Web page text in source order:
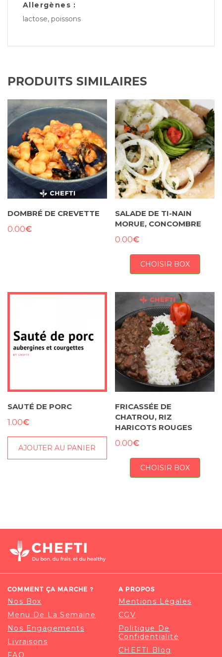
Allergènes :
lactose, poissons
PRODUITS SIMILAIRES
DOMBRÉ DE CREVETTE
0.00€
SALADE DE TI-NAIN
MORUE, CONCOMBRE
0.00€
CHOISIR BOX
SAUTÉ DE PORC
1.00€
AJOUTER AU PANIER
FRICASSÉE DE
CHATROU, RIZ
HARICOTS ROUGES
0.00€
CHOISIR BOX
COMMENT ÇA MARCHE ?
Nos Box
Menu De La Semaine
Nos Engagements
Livraisons
FAQ
A PROPOS
Mentions Légales
CGV
Politique De
Confidentialité
CHEFTI Blog